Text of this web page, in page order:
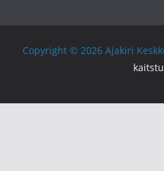
Copyright © 2026 Ajakiri